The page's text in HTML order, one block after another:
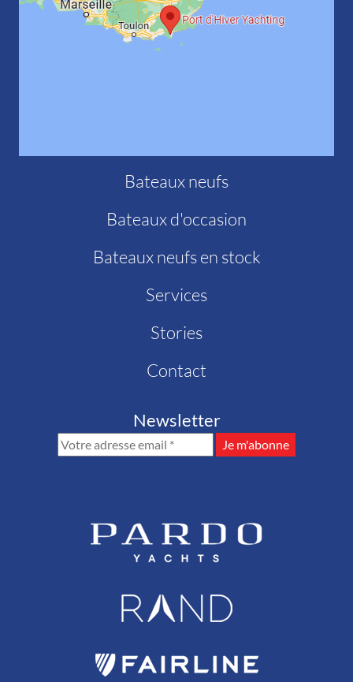
Bateaux neufs
Bateaux d'occasion
Bateaux neufs en stock
Services
Stories
Contact
Newsletter